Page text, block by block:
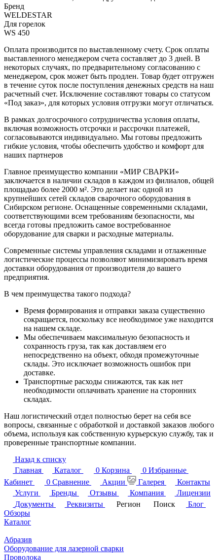
Бренд
WELDESTAR
Для горелок
WS 450
Оплата производится по выставленному счету. Срок оплаты
выставленного менеджером счета составляет до 3 дней. В
некоторых случаях, по предварительному согласованию с
менеджером, срок может быть продлен. Товар будет отгружен
в течение суток после поступления денежных средств на наш
расчетный счет. Исключение составляют товары со статусом
«Под заказ», для которых условия отгрузки могут отличаться.
В рамках долгосрочного сотрудничества условия оплаты,
включая возможность отсрочки и рассрочки платежей,
согласовываются индивидуально. Мы готовы предложить
гибкие условия, чтобы обеспечить удобство и комфорт для
наших партнеров
Главное преимущество компании «МИР СВАРКИ»
заключается в наличии складов в каждом из филиалов, общей
площадью более 2000 м². Это делает нас одной из
крупнейших сетей складов сварочного оборудования в
Сибирском регионе. Оснащенные современными складами,
соответствующими всем требованиям безопасности, мы
всегда готовы предложить самое востребованное
оборудование для сварки и расходные материалы.
Современные системы управления складами и отлаженные
логистические процессы позволяют минимизировать время
доставки оборудования от производителя до вашего
предприятия.
В чем преимущества такого подхода?
Время формирования и отправки заказа существенно
сокращается, поскольку все необходимое уже находится
на нашем складе.
Мы обеспечиваем максимальную безопасность и
сохранность груза, так как доставляем его
непосредственно на объект, обходя промежуточные
склады. Это исключает возможность ошибок при
доставке.
Транспортные расходы снижаются, так как нет
необходимости оплачивать хранение на сторонних
складах.
Наш логистический отдел полностью берет на себя все
вопросы, связанные с обработкой и доставкой заказов любого
объема, используя как собственную курьерскую службу, так и
проверенные транспортные компании.
Назад к списку
Главная
Каталог 0 Корзина 0 Избранные
Кабинет
0 Сравнение Акции Галерея
Контакты
Услуги
Бренды Отзывы Компания
Лицензии
Документы
Реквизиты Регион Поиск
Блог
Обзоры
Каталог
Абразив
Оборудование для лазерной сварки
Проволока